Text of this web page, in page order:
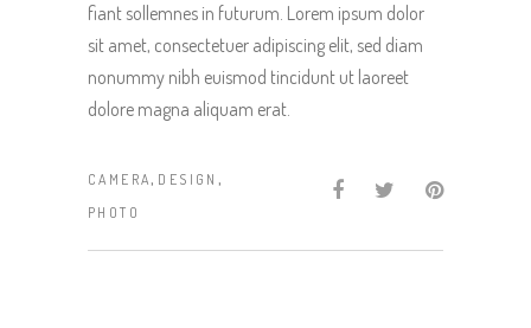
fiant sollemnes in futurum. Lorem ipsum dolor
sit amet, consectetuer adipiscing elit, sed diam
nonummy nibh euismod tincidunt ut laoreet
dolore magna aliquam erat.
CAMERA, DESIGN ,
PHOTO